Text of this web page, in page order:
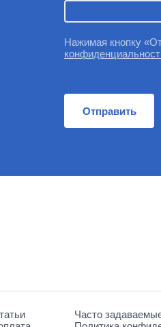
Нажимая кнопку
Отправить
Часто